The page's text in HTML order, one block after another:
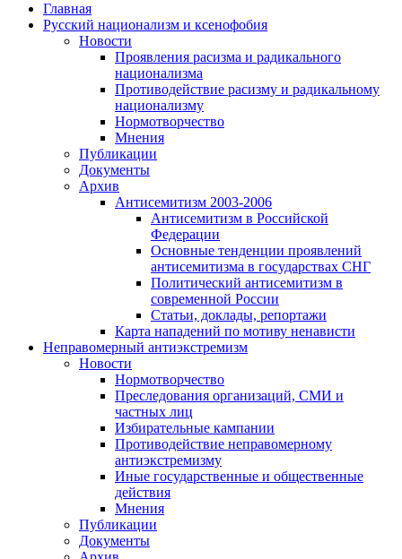
Главная
Русский национализм и ксенофобия
Новости
Проявления расизма и радикального
национализма
Противодействие расизму и радикальному
национализму
Нормотворчество
Мнения
Публикации
Документы
Архив
Антисемитизм 2003-2006
Антисемитизм в Российской
Федерации
Основные тенденции проявлений
антисемитизма в государствах СНГ
Политический антисемитизм в
современной России
Статьи, доклады, репортажи
Карта нападений по мотиву ненависти
Неправомерный антиэкстремизм
Новости
Нормотворчество
Преследования организаций, СМИ и
частных лиц
Избирательные кампании
Противодействие неправомерному
антиэкстремизму
Иные государственные и общественные
действия
Мнения
Публикации
Документы